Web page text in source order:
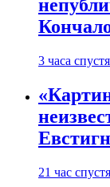
3 часа спустя
21 час спустя